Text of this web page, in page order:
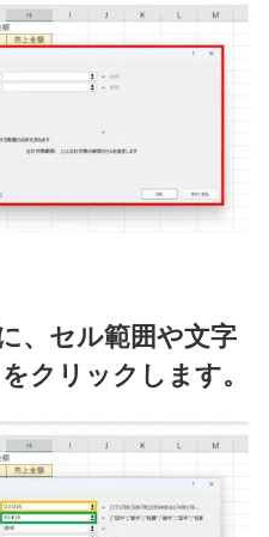
、セル範囲や文字
クリックします。